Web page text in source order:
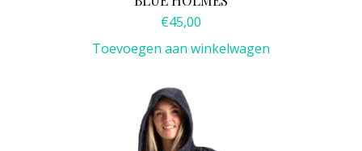
€45,00
Toevoegen aan winkelwagen